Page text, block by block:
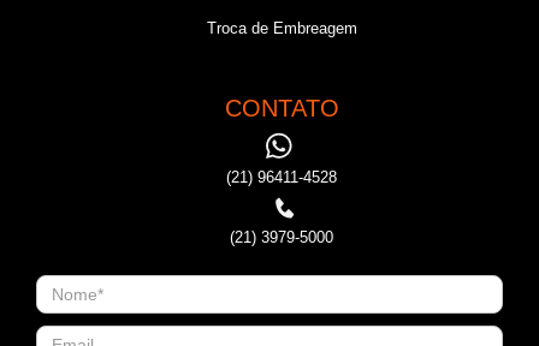
Troca de Embreagem
CONTATO
(21) 96411-4528
(21) 3979-5000